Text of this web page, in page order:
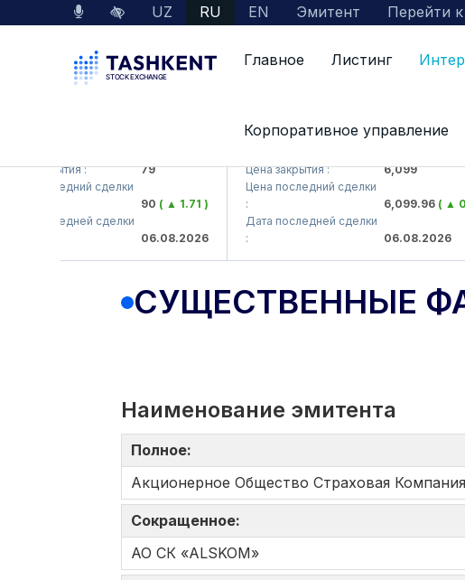
UZ RU EN Эмитент Перейти
Главное Листинг
Корпоративное управление
закрытия :
79
последний сделки
( ▲ 1.71 )
последней сделки
06.08.2026
Цена закрытия :
6,099
Цена последний сделки
6,099.96( ▲
Дата последней сделки
06.08.2026
СУЩЕСТВЕННЫЕ
Наименование эмитента
Полное:
Акционерное Общество Страховая
Сокращенное:
АО СК «ALSKOM»